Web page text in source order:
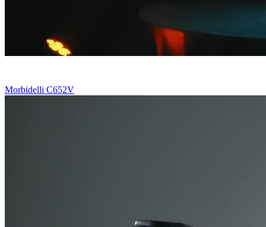
Morbidelli C652V